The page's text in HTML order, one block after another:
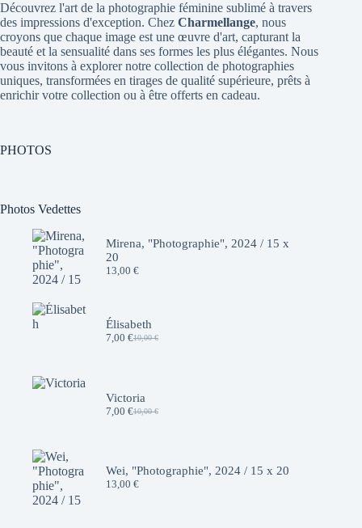
Découvrez l'art de la photographie féminine sublimé à travers
des impressions d'exception. Chez Charmellange, nous
croyons que chaque image est une œuvre d'art, capturant la
beauté et la sensualité dans ses formes les plus élégantes. Nous
vous invitons à explorer notre collection de photographies
uniques, transformées en tirages de qualité supérieure, prêts à
enrichir votre collection ou à être offerts en cadeau.
PHOTOS
Photos Vedettes
Mirena, "Photographie", 2024 / 15 x
20
13,00 €
Élisabeth
10,00€
Le
10,00 €.
7,00 €Le
7,00 €.
Victoria
10,00€
Le
10,00 €.
7,00 €Le
7,00 €.
Wei, "Photographie", 2024 / 15 x 20
13,00 €